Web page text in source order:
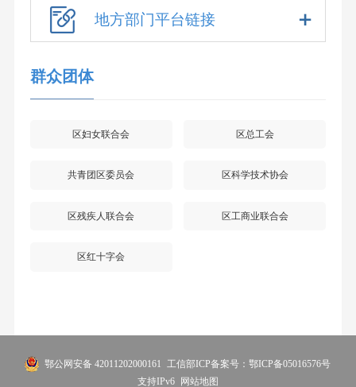
地方部门平台链接
群众团体
区妇女联合会 区总工会
共青团区委员会 区科学技术协会
区残疾人联合会 区工商业联合会
区红十字会
鄂公网安备 42011202000161
工信部ICP备案号：鄂ICP备05016576号
支持IPv6 网站地图